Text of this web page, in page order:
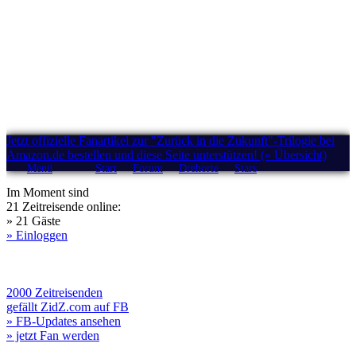
Jetzt offizielle Fanartikel zur "Zurück in die Zukunft"-Trilogie bei
Amazon.de bestellen und diese Seite unterstützen! (» Übersicht)
Menü Start Forum Drehorte Stars
Im Moment sind
21 Zeitreisende online:
» 21 Gäste
» Einloggen
2000 Zeitreisenden
gefällt ZidZ.com auf FB
» FB-Updates ansehen
» jetzt Fan werden